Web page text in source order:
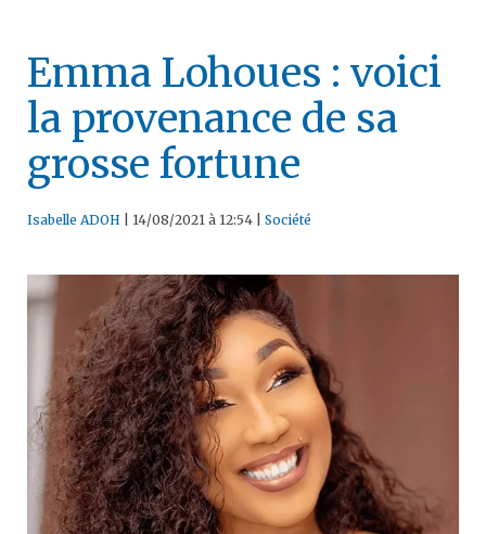
Emma Lohoues : voici
la provenance de sa
grosse fortune
Isabelle ADOH 14/08/2021 à 12:54 Société